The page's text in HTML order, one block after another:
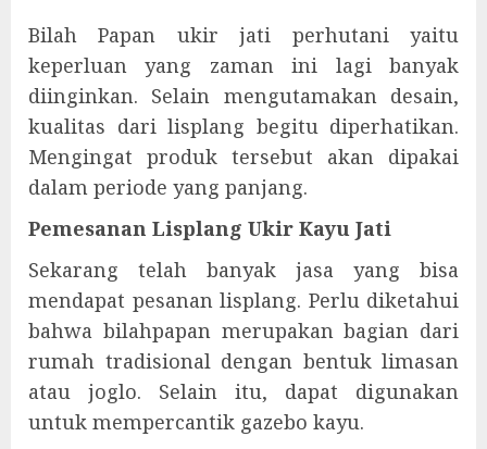
Bilah Papan ukir jati perhutani yaitu
keperluan yang zaman ini lagi banyak
diinginkan. Selain mengutamakan desain,
kualitas dari lisplang begitu diperhatikan.
Mengingat produk tersebut akan dipakai
dalam periode yang panjang.
Pemesanan Lisplang Ukir Kayu Jati
Sekarang telah banyak jasa yang bisa
mendapat pesanan lisplang. Perlu diketahui
bahwa bilahpapan merupakan bagian dari
rumah tradisional dengan bentuk limasan
atau joglo. Selain itu, dapat digunakan
untuk mempercantik gazebo kayu.